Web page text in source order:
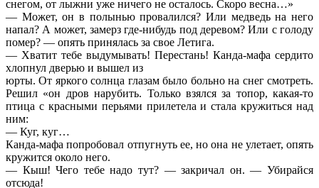
снегом, от лыжни уже ничего не осталось. Скоро весна…»
— Может, он в полынью провалился? Или медведь на него
напал? А может, замерз где-нибудь под деревом? Или с голоду
помер? — опять принялась за свое Летига.
— Хватит тебе выдумывать! Перестань! Канда-мафа сердито
хлопнул дверью и вышел из
юрты. От яркого солнца глазам было больно на снег смотреть.
Решил «он дров нарубить. Только взялся за топор, какая-то
птица с красными перьями прилетела и стала кружиться над
ним:
— Куг, куг…
Канда-мафа попробовал отпугнуть ее, но она не улетает, опять
кружится около него.
— Кыш! Чего тебе надо тут? — закричал он. — Убирайся
отсюда!